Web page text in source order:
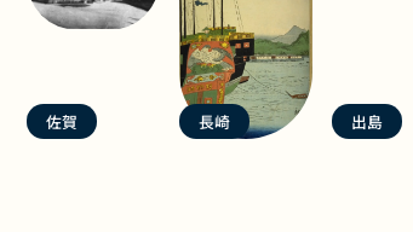
佐賀 長崎 出島